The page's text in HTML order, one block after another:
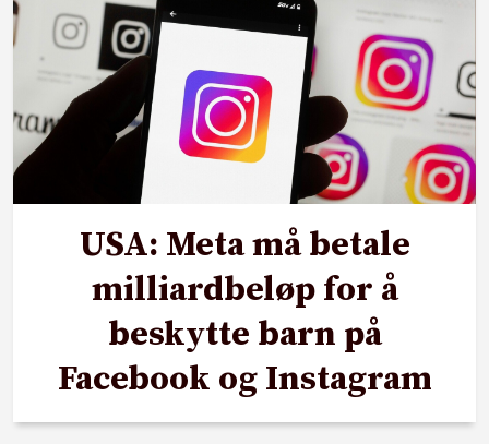
USA: Meta må betale
milliardbeløp for å
beskytte barn på
Facebook og Instagram